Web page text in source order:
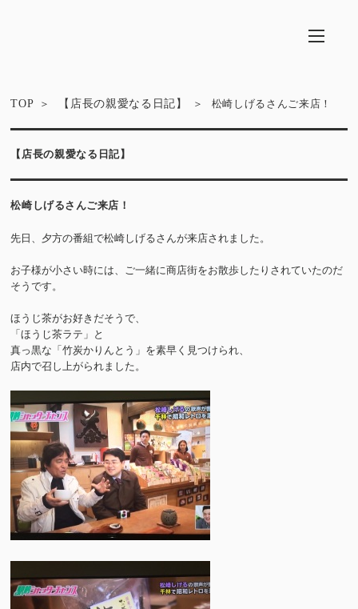
TOP 【店長の親愛なる日記】 松崎しげるさんご来店！
【店長の親愛なる日記】
松崎しげるさんご来店！
先日、夕方の番組で松崎しげるさんが来店されました。
お子様が小さい時には、ご一緒に商店街をお散歩したりされていたのだ
そうです。
ほうじ茶がお好きだそうで、
「ほうじ茶ラテ」と
真っ黒な「竹炭かりんとう」を素早く見つけられ、
店内で召し上がられました。